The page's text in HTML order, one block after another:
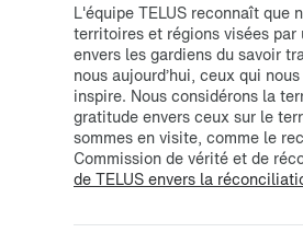
L'équipe TELUS reconnaît que
territoires et régions visées
envers les gardiens du savoir
nous aujourd’hui, ceux qui
inspire. Nous considérons la
gratitude envers ceux sur le
sommes en visite, comme le
Commission de vérité et de
de TELUS envers la